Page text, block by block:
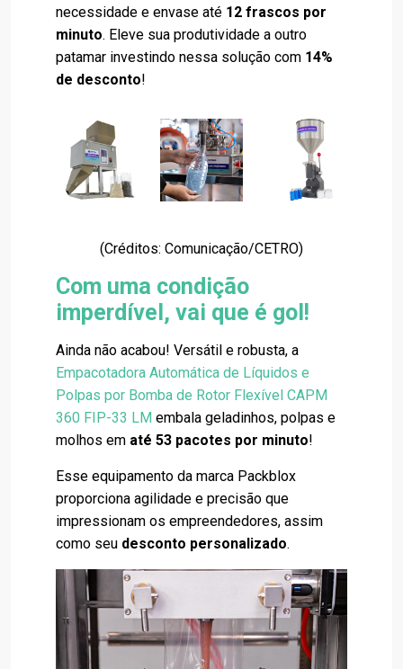
necessidade e envase até 12 frascos por
minuto. Eleve sua produtividade a outro
patamar investindo nessa solução com 14%
de desconto!
(Créditos: Comunicação/CETRO)
Com uma condição
imperdível, vai que é gol!
Ainda não acabou! Versátil e robusta, a
Empacotadora Automática de Líquidos e
Polpas por Bomba de Rotor Flexível CAPM
360 FIP-33 LM embala geladinhos, polpas e
molhos em até 53 pacotes por minuto!
Esse equipamento da marca Packblox
proporciona agilidade e precisão que
impressionam os empreendedores, assim
como seu desconto personalizado.